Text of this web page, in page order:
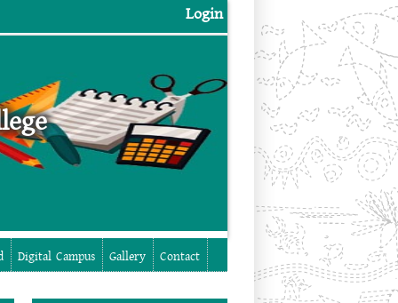
Login
Digital Campus Gallery Contact